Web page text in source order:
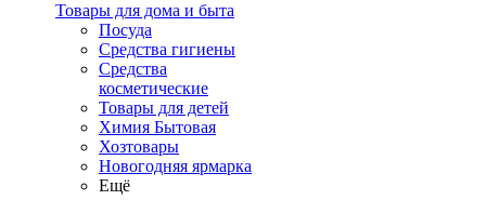
Товары для дома и быта
Посуда
Средства гигиены
Средства
косметические
Товары для детей
Химия Бытовая
Хозтовары
Новогодняя ярмарка
Ещё